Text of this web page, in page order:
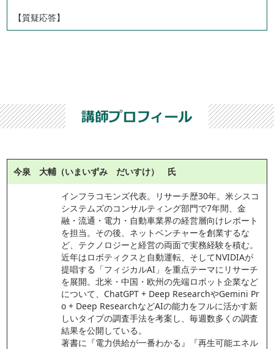
【質疑応答】
今泉 大輔（いまいずみ だいすけ） 氏
インフラコモンズ代表。リサーチ歴30年。米シスコ
システムズのコンサルティング部門で7年間、金
融・流通・電力・自動車業界の経営層向けレポート
を担当。その後、ネットベンチャーを創業するな
ど、テクノロジーと経営の両面で実務経験を積む。
近年はロボティクスと自動運転、そしてNVIDIAが
提唱する「フィジカルAI」を重点テーマにリサーチ
を展開。北米・中国・欧州の先端ロボット企業など
について、ChatGPT + Deep ResearchやGemini Pr
o + Deep ResearchなどAIの能力をフルに活かす新
しいタイプの調査手法を考案し、毎週数多くの調査
結果を公開している。
著書に『電力供給が一番わかる』『再生可能エネル